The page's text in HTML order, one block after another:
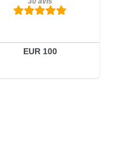
EUR 100
Réserver